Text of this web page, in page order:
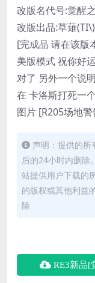
改版名代号:觉醒
改版出品:草薙
[完成品 请在该版
美版模式 祝你好
对了 另外一个说明
在 卡洛斯打死一
图片 [R205场地
声明：提供的所
后的24小时内删除
站提供用户下载的
的版权或其他利益
除
RE3新品[